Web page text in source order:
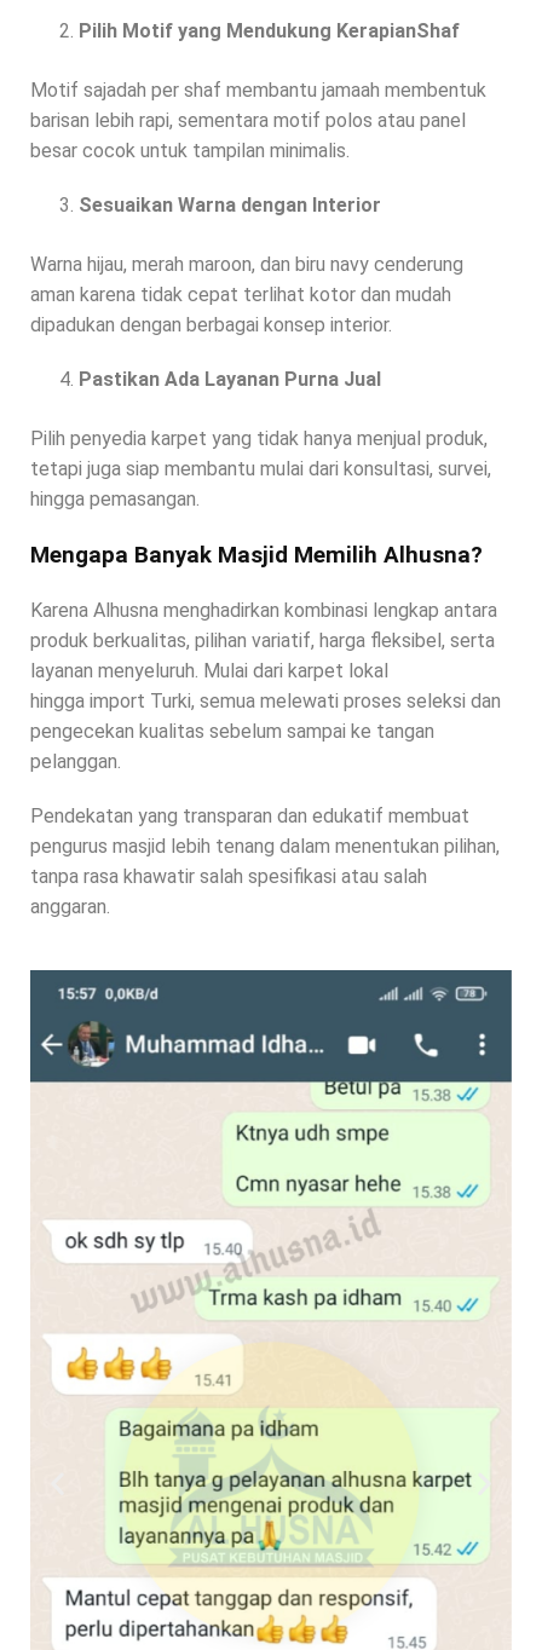
Pilih Motif yang Mendukung KerapianShaf
Motif sajadah per shaf membantu jamaah membentuk
barisan lebih rapi, sementara motif polos atau panel
besar cocok untuk tampilan minimalis.
Sesuaikan Warna dengan Interior
Warna hijau, merah maroon, dan biru navy cenderung
aman karena tidak cepat terlihat kotor dan mudah
dipadukan dengan berbagai konsep interior.
Pastikan Ada Layanan Purna Jual
Pilih penyedia karpet yang tidak hanya menjual produk,
tetapi juga siap membantu mulai dari konsultasi, survei,
hingga pemasangan.
Mengapa Banyak Masjid Memilih Alhusna?
Karena Alhusna menghadirkan kombinasi lengkap antara
produk berkualitas, pilihan variatif, harga fleksibel, serta
layanan menyeluruh. Mulai dari karpet lokal
hingga import Turki, semua melewati proses seleksi dan
pengecekan kualitas sebelum sampai ke tangan
pelanggan.
Pendekatan yang transparan dan edukatif membuat
pengurus masjid lebih tenang dalam menentukan pilihan,
tanpa rasa khawatir salah spesifikasi atau salah
anggaran.